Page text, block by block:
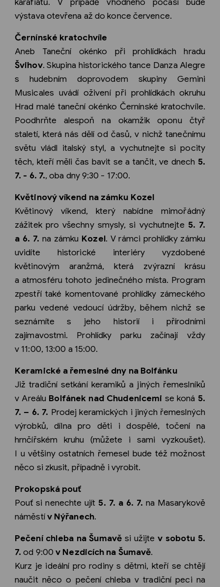
výstava otevřena až do konce července.
Černínské kratochvíle
Aneb Taneční okénko při prohlídkách hradu
Švihov. Skupina historického tance Danza Alegre
s hudebním doprovodem skupiny Gemini
Musicales uvádí oživení při prohlídkách okruhu
Hrad malé taneční okénko Černínské kratochvíle.
Poodhrňte alespoň na okamžik oponu čtyř
staletí, která nás dělí od časů, v nichž tanečnímu
světu vládl italský styl, a vychutnejte si pocity
těch, kteří měli čas bavit se a tančit, ve dnech 5.
7. - 6. 7., oba dny 9:30 - 17:00.
Květinový víkend na zámku Kozel
Květinový víkend, který nabídne mimořádný
zážitek pro všechny smysly, si vychutnejte 5. 7.
a 6. 7. na zámku Kozel. V rámci prohlídky zámku
uvidíte historické interiéry vyzdobené
květinovým aranžmá, která zvýrazní krásu
a atmosféru tohoto jedinečného místa. Program
zpestří také komentované prohlídky zámeckého
parku vedené vedoucí údržby, během nichž se
seznámíte s jeho historií i přírodními
zajímavostmi. Prohlídky parku začínají vždy
v 11:00, 13:00 a 15:00.
Keramické a řemeslné dny na Bolfánku
Již tradiční setkání keramiků a jiných řemeslníků
v Areálu Bolfánek nad Chudenicemi se koná 5.
7. – 6. 7. Prodej keramických i jiných řemeslných
výrobků, dílna pro děti i dospělé, točení na
hrnčířském kruhu (můžete i sami vyzkoušet).
I u většiny ostatních řemesel bude též možnost
něco si zkusit, případně i vyrobit.
Prokopská pouť
Pouť si nenechte ujít 5. 7. a 6. 7. na Masarykově
náměstív Nýřanech.
Pečení chleba na Šumavěsi užijte v sobotu 5.
7. od 9:00v Nezdicích na Šumavě.
Kurz je ideální pro rodiny s dětmi, kteří se chtějí
naučit něco o pečení chleba v tradiční peci na